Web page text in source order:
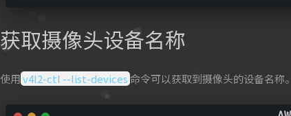
获取摄像头设备名称
使用v4l2-ctl --list-devices命令可以获取到摄像头的设备名称